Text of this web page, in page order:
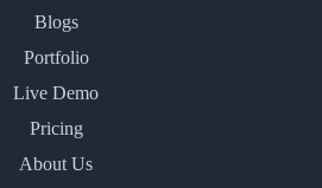
Blogs
Portfolio
Live Demo
Pricing
About Us